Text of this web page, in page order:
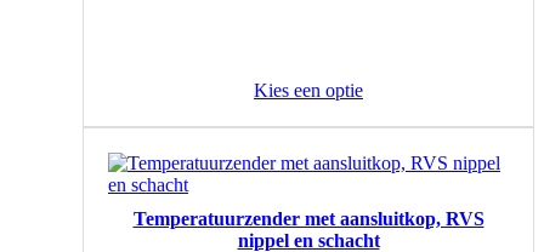
Kies een optie
Temperatuurzender met aansluitkop, RVS
nippel en schacht